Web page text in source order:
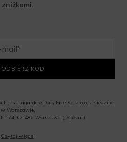
zniżkami.
ODBIERZ KOD
jest Lagardere Duty Free Sp. z o.o. z siedzibą
w Warszawie,
174, 02-486 Warszawa („Spółka”)
tym newslettera, informacji o promocjach i
Czytaj więcej